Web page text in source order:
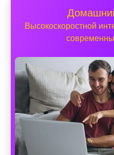
Высокоскоростной